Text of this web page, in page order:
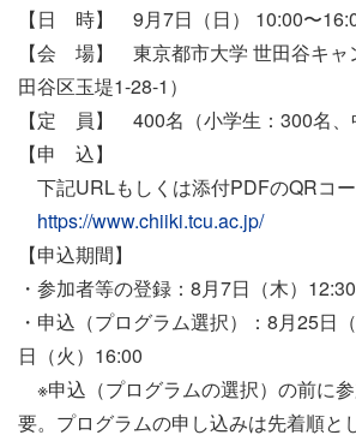
【日 時】 9月7日（日） 10:00〜
【会 場】 東京都市大学 世田谷キャ
田谷区玉堤1-28-1）
【定 員】 400名（小学生：300名、
【申 込】
下記URLもしくは添付PDFのQRコ
https://www.chiiki.tcu.ac.jp/
【申込期間】
・参加者等の登録：8月7日（木）
・申込（プログラム選択）：8月25日
日（火）16:00
※申込（プログラムの選択）の前に
要。プログラムの申し込みは先着順と